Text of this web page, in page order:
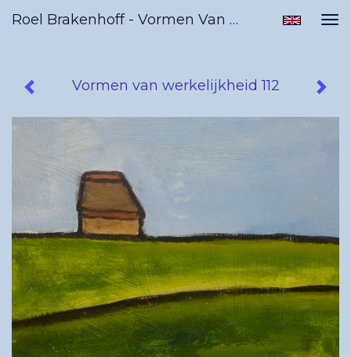
Roel Brakenhoff - Vormen Van Werkelijkheid 112
Vormen van werkelijkheid 112